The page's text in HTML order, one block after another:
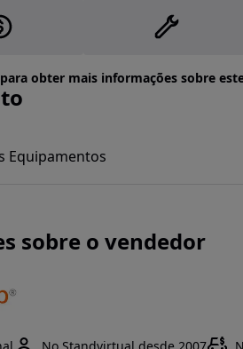
obter mais informações sobre
Equipamentos
sobre o vendedor